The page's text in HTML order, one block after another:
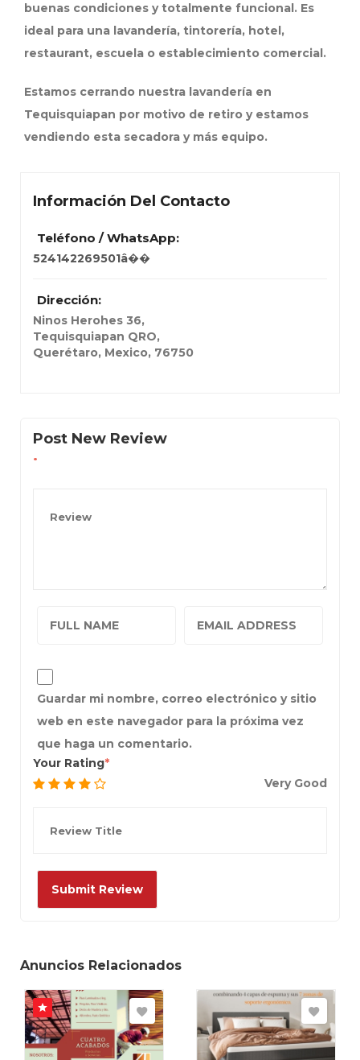
buenas condiciones y totalmente funcional. Es
ideal para una lavandería, tintorería, hotel,
restaurant, escuela o establecimiento comercial.
Estamos cerrando nuestra lavandería en
Tequisquiapan por motivo de retiro y estamos
vendiendo esta secadora y más equipo.
Información Del Contacto
Teléfono / WhatsApp:
524142269501â��
Dirección:
Ninos Herohes 36,
Tequisquiapan QRO,
Querétaro, Mexico, 76750
Post New Review
Guardar mi nombre, correo electrónico y sitio
web en este navegador para la próxima vez
que haga un comentario.
Your Rating
Very Good
Anuncios Relacionados